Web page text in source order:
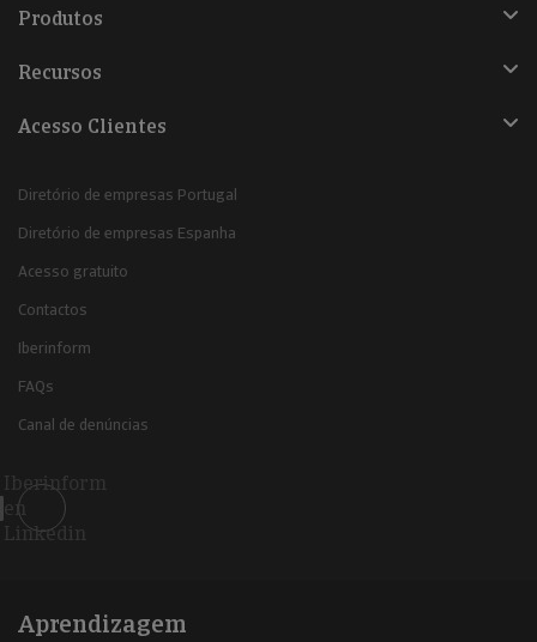
Produtos
Recursos
Acesso Clientes
Diretório de empresas Portugal
Diretório de empresas Espanha
Acesso gratuito
Contactos
Iberinform
FAQs
Canal de denúncias
Iberinform
en
Linkedin
Aprendizagem